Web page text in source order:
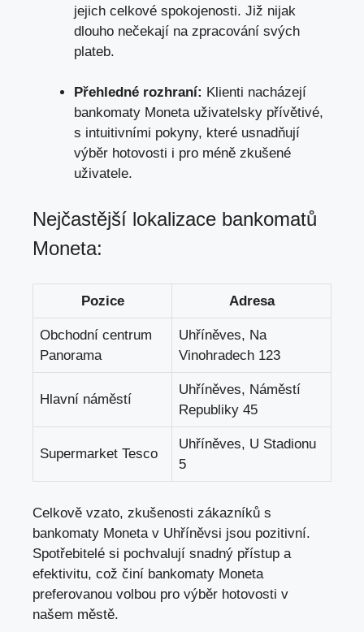
jejich celkové spokojenosti. Již nijak
dlouho nečekají na zpracování svých
plateb.
Přehledné rozhraní: Klienti nacházejí
bankomaty Moneta uživatelsky přívětivé,
s intuitivními pokyny, které usnadňují
výběr hotovosti i pro méně zkušené
uživatele.
Nejčastější lokalizace bankomatů
Moneta:
Pozice Adresa
Obchodní centrum
Panorama
Uhříněves, Na
Vinohradech 123
Hlavní náměstí
Uhříněves, Náměstí
Republiky 45
Supermarket Tesco
Uhříněves, U Stadionu
5
Celkově vzato, zkušenosti zákazníků s
bankomaty Moneta v Uhříněvsi jsou pozitivní.
Spotřebitelé si pochvalují snadný přístup a
efektivitu, což činí bankomaty Moneta
preferovanou volbou pro výběr hotovosti v
našem městě.